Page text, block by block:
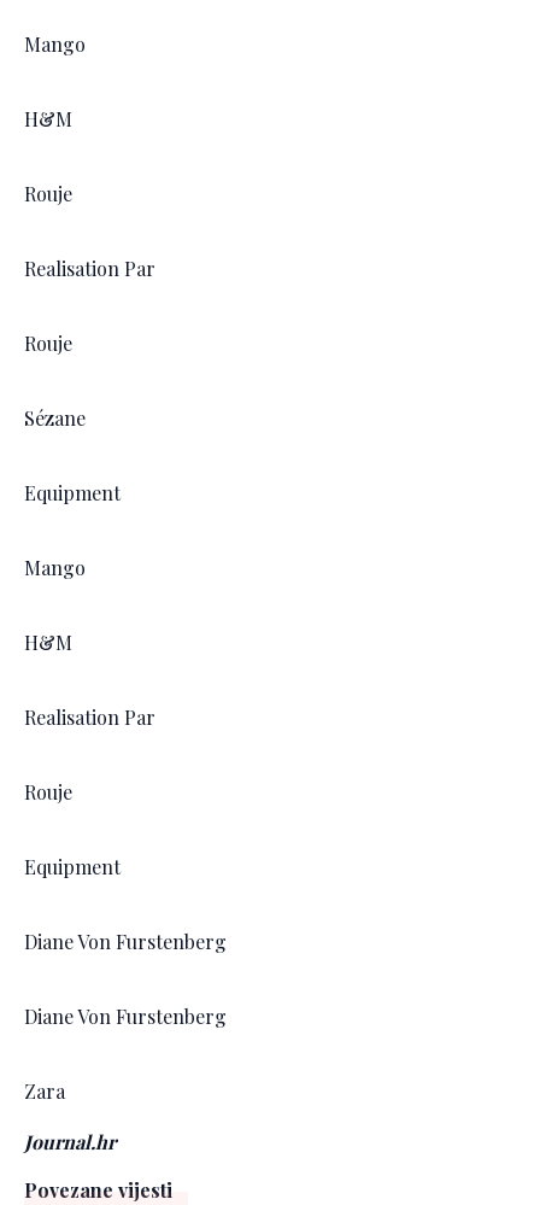
Mango
H&M
Rouje
Realisation Par
Rouje
Sézane
Equipment
Mango
H&M
Realisation Par
Rouje
Equipment
Diane Von Furstenberg
Diane Von Furstenberg
Zara
Journal.hr
Povezane vijesti